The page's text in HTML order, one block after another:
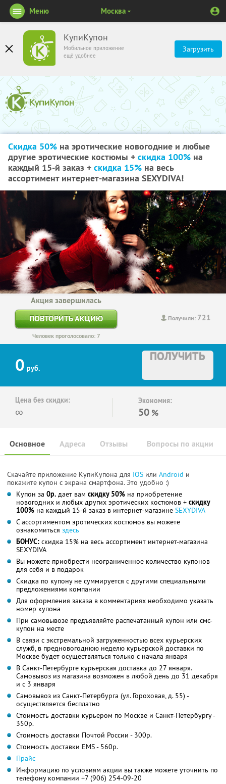
КупиКупон
Мобильное приложение
ещё удобнее
Загрузить
Меню Москва
Скидка 50% на эротические новогодние и любые
другие эротические костюмы + скидка 100% на
каждый 15-й заказ + скидка 15% на весь
ассортимент интернет-магазина SEXYDIVA!
Получили: 721
Акция завершилась
ПОВТОРИТЬ АКЦИЮ
Человек проголосовало: 7
0 руб.
ПОЛУЧИТЬ
Цена без скидки:
∞
Экономия:
50 %
Основное Отзывы Вопросы по акции
Адреса
Скачайте приложение КупиКупона для IOS или Android и
покажите купон с экрана смартфона. Это удобно :)
Купон за 0р. дает вам скидку 50% на приобретение
новогодних и любых других эротических костюмов + скидку
100% на каждый 15-й заказ в интернет-магазине SEXYDIVA
С ассортиментом эротических костюмов вы можете
ознакомиться здесь
БОНУС: скидка 15% на весь ассортимент интернет-магазина
SEXYDIVA
Вы можете приобрести неограниченное количество купонов
для себя и в подарок
Скидка по купону не суммируется с другими специальными
предложениями компании
Для оформления заказа в комментариях необходимо указать
номер купона
При самовывозе предъявляйте распечатанный купон или смс-
купон на месте
В связи с экстремальной загруженностью всех курьерских
служб, в предновогоднюю неделю курьерской доставки по
Москве будет осуществляться только с начала января
В Санкт-Петербурге курьерская доставка до 27 января.
Самовывоз из магазина возможен в любой день до 31 декабря
и с 3 января
Самовывоз из Санкт-Петербурга (ул. Гороховая, д. 55) -
осуществляется бесплатно
Стоимость доставки курьером по Москве и Санкт-Петербургу -
350р.
Стоимость доставки Почтой России - 300р.
Стоимость доставки EMS - 560р.
Прайс
Информацию по условиям акции вы также можете уточнить по
телефону компании +7 (906) 254-09-20